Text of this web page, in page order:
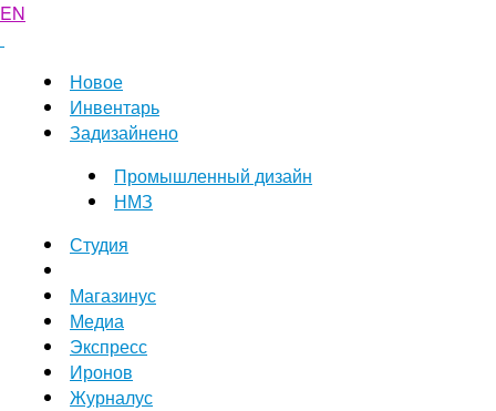
EN
Новое
Инвентарь
Задизайнено
Промышленный дизайн
НМЗ
Студия
Магазинус
Медиа
Экспресс
Иронов
Журналус